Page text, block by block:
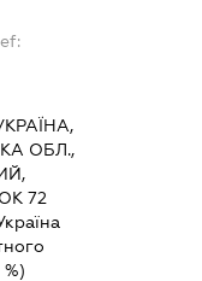
ОБЛ.,
72
%)